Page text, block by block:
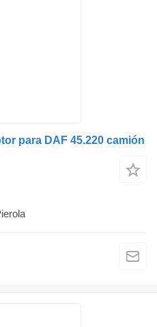
para DAF 45.220 camión